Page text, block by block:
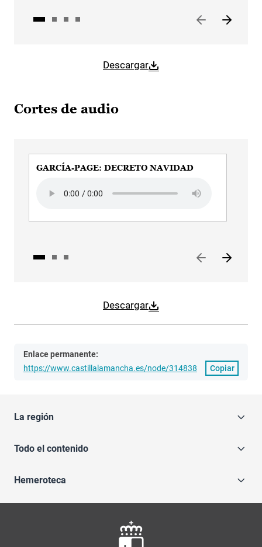
Descargar
Cortes de audio
Descargar
GARCÍA-PAGE: DECRETO NAVIDAD
Enlace permanente:
https://www.castillalamancha.es/node/314838
Copiar
La región
Todo el contenido
Hemeroteca